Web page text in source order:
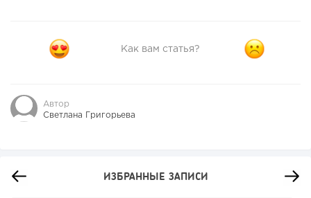
Как вам статья?
Автор
Светлана Григорьева
ИЗБРАННЫЕ ЗАПИСИ